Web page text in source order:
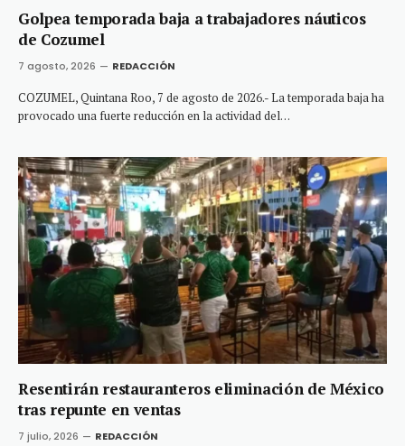
Golpea temporada baja a trabajadores náuticos
de Cozumel
7 agosto, 2026 REDACCIÓN
COZUMEL, Quintana Roo, 7 de agosto de 2026.- La temporada baja ha
provocado una fuerte reducción en la actividad del…
Resentirán restauranteros eliminación de México
tras repunte en ventas
7 julio, 2026 REDACCIÓN